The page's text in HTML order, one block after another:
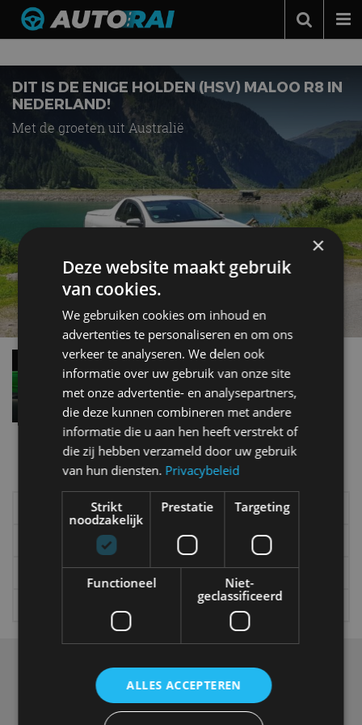
Podcast
Automerken
Adverteren
Contact
MotorRAI.nl
Nieuws over
DIT IS DE ENIGE HOLDEN (HSV) MALOO R8 IN
NEDERLAND!
Met de groeten uit Australië
Wist je dat: brief van klant leidde tot nieuw type
auto
jul 2019
Meer autonieuws
Alle categorieën van AutoRAI.nl
Elektrisch
Autotests
Interview
Column
Gadgets
Tech
Games
Op AutoRAI.nl vind je alles waar het hart van een
autoliefhebber sneller van gaat kloppen. In beeld én geluid,
van stadsauto tot supercar.
levert je het laatste
×
Deze website maakt gebruik
van cookies.
We gebruiken cookies om inhoud en
advertenties te personaliseren en om ons
verkeer te analyseren. We delen ook
informatie over uw gebruik van onze site
met onze advertentie- en analysepartners,
die deze kunnen combineren met andere
informatie die u aan hen heeft verstrekt of
die zij hebben verzameld door uw gebruik
van hun diensten. Privacybeleid
Strikt
noodzakelijk
Prestatie Targeting
Functioneel
Niet-
geclassificeerd
ALLES ACCEPTEREN